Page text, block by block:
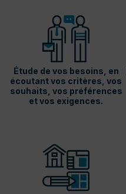
Étude de vos besoins, en
écoutant vos critères, vos
souhaits, vos préférences
et vos exigences.